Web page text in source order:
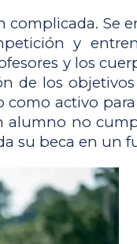
Se
y
y los
de los
activo
alumno no
su beca en un